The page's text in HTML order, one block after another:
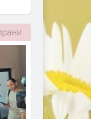
Bunton - Baby